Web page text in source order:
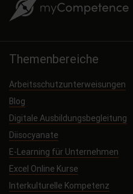
Themenbereiche
Arbeitsschutzunterweisungen
Blog
Digitale Ausbildungsbegleitung
Diisocyanate
E-Learning für Unternehmen
Excel Online Kurse
Interkulturelle Kompetenz